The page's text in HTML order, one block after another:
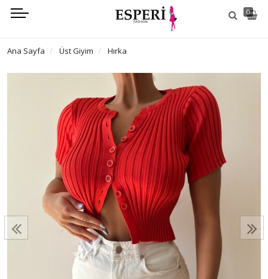
0
Ana Sayfa Üst Giyim Hırka